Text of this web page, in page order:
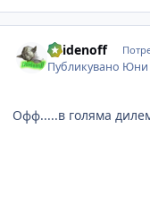
naidenoff
Публикувано Юни
Офф.....в голяма